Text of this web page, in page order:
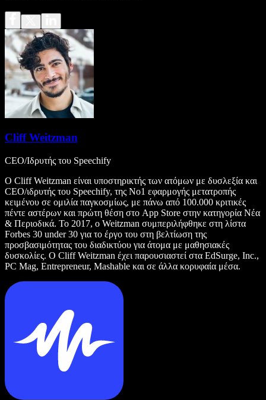
Cliff Weitzman
CEO/Ιδρυτής του Speechify
Ο Cliff Weitzman είναι υποστηρικτής των ατόμων με δυσλεξία και
CEO/ιδρυτής του Speechify, της Νο1 εφαρμογής μετατροπής
κειμένου σε ομιλία παγκοσμίως, με πάνω από 100.000 κριτικές
πέντε αστέρων και πρώτη θέση στο App Store στην κατηγορία Νέα
& Περιοδικά. Το 2017, ο Weitzman συμπεριλήφθηκε στη λίστα
Forbes 30 under 30 για το έργο του στη βελτίωση της
προσβασιμότητας του διαδικτύου για άτομα με μαθησιακές
δυσκολίες. Ο Cliff Weitzman έχει παρουσιαστεί στα EdSurge, Inc.,
PC Mag, Entrepreneur, Mashable και σε άλλα κορυφαία μέσα.